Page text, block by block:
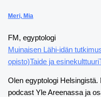
Meri, Mia
FM, egyptologi
Muinaisen Lähi-idän
opisto)Taide ja esinekulttuuri
Olen egyptologi Helsingistä.
podcast Yle Areenassa ja